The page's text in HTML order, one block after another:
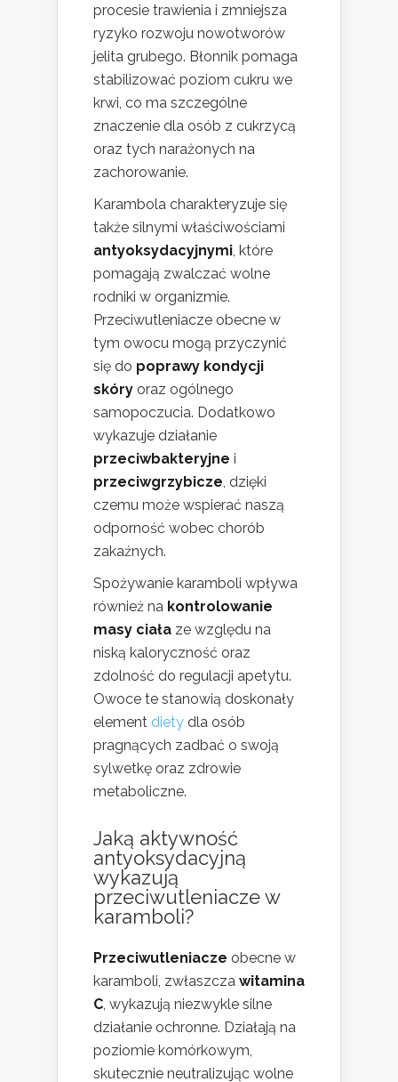
procesie trawienia i zmniejsza
ryzyko rozwoju nowotworów
jelita grubego. Błonnik pomaga
stabilizować poziom cukru we
krwi, co ma szczególne
znaczenie dla osób z cukrzycą
oraz tych narażonych na
zachorowanie.
Karambola charakteryzuje się
także silnymi właściwościami
antyoksydacyjnymi , które
pomagają zwalczać wolne
rodniki w organizmie.
Przeciwutleniacze obecne w
tym owocu mogą przyczynić
się do poprawy kondycji
skóry oraz ogólnego
samopoczucia. Dodatkowo
wykazuje działanie
przeciwbakteryjne i
przeciwgrzybicze , dzięki
czemu może wspierać naszą
odporność wobec chorób
zakaźnych.
Spożywanie karamboli wpływa
również na kontrolowanie
masy ciała ze względu na
niską kaloryczność oraz
zdolność do regulacji apetytu.
Owoce te stanowią doskonały
element diety dla osób
pragnących zadbać o swoją
sylwetkę oraz zdrowie
metaboliczne.
Jaką aktywność
antyoksydacyjną
wykazują
przeciwutleniacze w
karamboli?
Przeciwutleniacze obecne w
karamboli, zwłaszcza witamina
C , wykazują niezwykle silne
działanie ochronne. Działają na
poziomie komórkowym,
skutecznie neutralizując wolne